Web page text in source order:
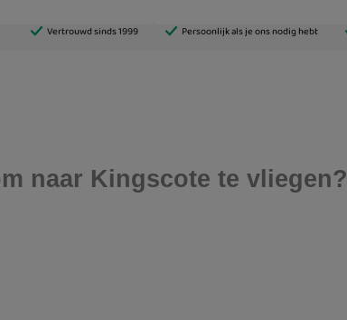
naar Kingscote te vliegen?